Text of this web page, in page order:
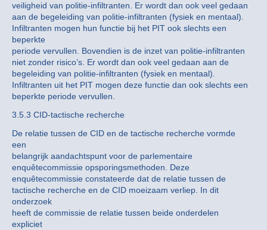
veiligheid van politie-infiltranten. Er wordt dan ook veel gedaan
aan de begeleiding van politie-infiltranten (fysiek en mentaal).
Infiltranten mogen hun functie bij het PIT ook slechts een
beperkte
periode vervullen. Bovendien is de inzet van politie-infiltranten
niet zonder risico’s. Er wordt dan ook veel gedaan aan de
begeleiding van politie-infiltranten (fysiek en mentaal).
Infiltranten uit het PIT mogen deze functie dan ook slechts een
beperkte periode vervullen.
3.5.3 CID-tactische recherche
De relatie tussen de CID en de tactische recherche vormde
een
belangrijk aandachtspunt voor de parlementaire
enquêtecommissie opsporingsmethoden. Deze
enquêtecommissie constateerde dat de relatie tussen de
tactische recherche en de CID moeizaam verliep. In dit
onderzoek
heeft de commissie de relatie tussen beide onderdelen
expliciet